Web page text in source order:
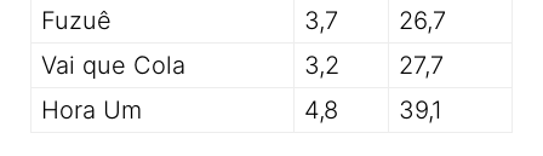
Fuzuê
3,7
26,7
Vai que Cola
3,2
27,7
Hora Um
4,8 39,1